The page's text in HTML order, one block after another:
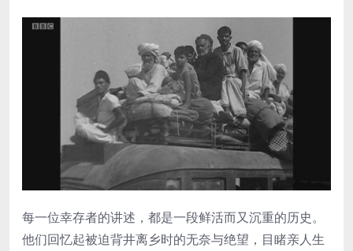
每一位幸存者的讲述，都是一段鲜活而又沉重的历史。
他们回忆起被迫背井离乡时的无奈与绝望，目睹亲人生